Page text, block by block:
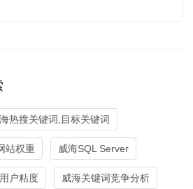
热搜关键词,目标关键词
站权重 威海SQL Server
户粘度 威海关键词竞争分析